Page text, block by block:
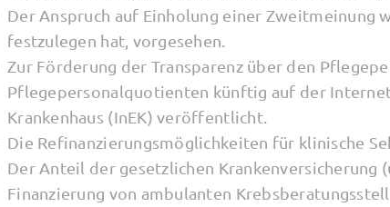
Der Anspruch auf Einholung einer
festzulegen hat, vorgesehen.
Zur Förderung der Transparenz über den
Pflegepersonalquotienten künftig auf der
Krankenhaus (InEK) veröffentlicht.
Die Refinanzierungsmöglichkeiten für klinische
Der Anteil der gesetzlichen
Finanzierung von ambulanten